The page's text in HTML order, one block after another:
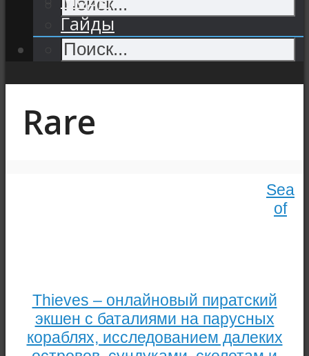
Гайды
Rare
Sea
of
Thieves – онлайновый пиратский
экшен с баталиями на парусных
кораблях, исследованием далеких